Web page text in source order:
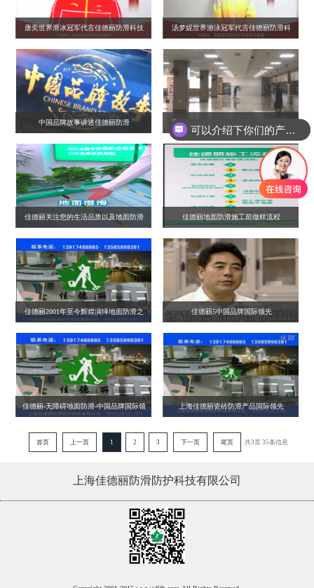
唐奕世界滑冰冠军代言佳德丽防滑科技 汤梦妮世界游泳冠军代言佳德丽防滑科
技
中国品牌故事讲述佳德丽防滑 遵义医药高等专科学校地面防滑项目第
18、19天
佳德丽关注您的生活品质以及地面防滑
安全
佳德丽地面防滑施工前做样流程
佳德丽2001年至今辉煌演绎地面防滑之
经典!
佳德丽5中国品牌国际领先
佳德丽-无障碍地面防滑-中国品牌国际领 上海佳德丽瓷砖防滑产品国际领先
首页 上一页 1 2 3 下一页 尾页 共3页 35条信息
上海佳德丽防滑防护科技有限公司
可以介绍下你们的产品么？